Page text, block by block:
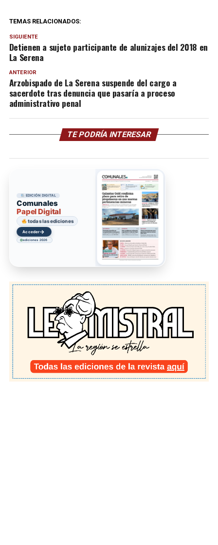
TEMAS RELACIONADOS:
SIGUIENTE
Detienen a sujeto participante de alunizajes del 2018 en
La Serena
ANTERIOR
Arzobispado de La Serena suspende del cargo a
sacerdote tras denuncia que pasaría a proceso
administrativo penal
TE PODRÍA INTERESAR
EDICIÓN DIGITAL
Comunales
Papel Digital
todas las ediciones
Acceder→
ediciones 2026